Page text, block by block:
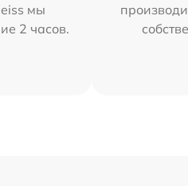
мы
2 часов.